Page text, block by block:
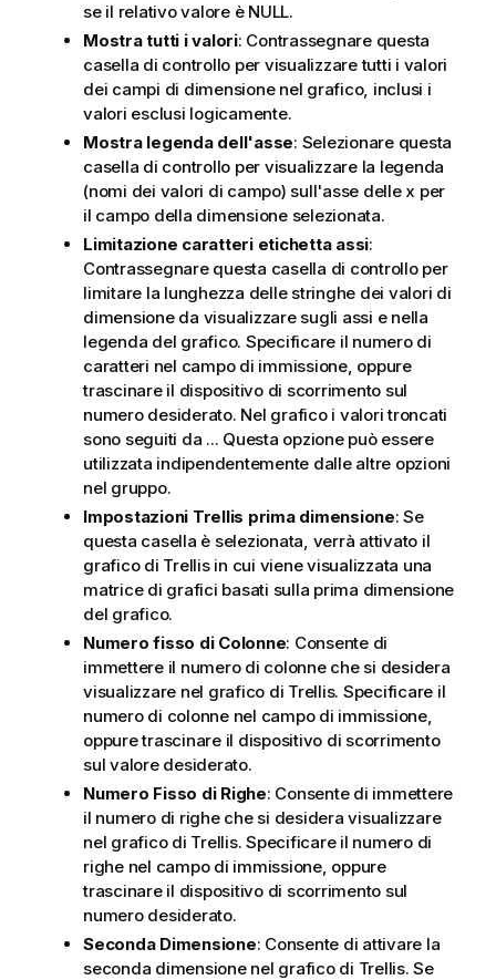
se il relativo valore è NULL.
Mostra tutti i valori: Contrassegnare questa
casella di controllo per visualizzare tutti i valori
dei campi di dimensione nel grafico, inclusi i
valori esclusi logicamente.
Mostra legenda dell'asse: Selezionare questa
casella di controllo per visualizzare la legenda
(nomi dei valori di campo) sull'asse delle x per
il campo della dimensione selezionata.
Limitazione caratteri etichetta assi:
Contrassegnare questa casella di controllo per
limitare la lunghezza delle stringhe dei valori di
dimensione da visualizzare sugli assi e nella
legenda del grafico. Specificare il numero di
caratteri nel campo di immissione, oppure
trascinare il dispositivo di scorrimento sul
numero desiderato. Nel grafico i valori troncati
sono seguiti da ... Questa opzione può essere
utilizzata indipendentemente dalle altre opzioni
nel gruppo.
Impostazioni Trellis prima dimensione: Se
questa casella è selezionata, verrà attivato il
grafico di Trellis in cui viene visualizzata una
matrice di grafici basati sulla prima dimensione
del grafico.
Numero fisso di Colonne: Consente di
immettere il numero di colonne che si desidera
visualizzare nel grafico di Trellis. Specificare il
numero di colonne nel campo di immissione,
oppure trascinare il dispositivo di scorrimento
sul valore desiderato.
Numero Fisso di Righe: Consente di immettere
il numero di righe che si desidera visualizzare
nel grafico di Trellis. Specificare il numero di
righe nel campo di immissione, oppure
trascinare il dispositivo di scorrimento sul
numero desiderato.
Seconda Dimensione: Consente di attivare la
seconda dimensione nel grafico di Trellis. Se